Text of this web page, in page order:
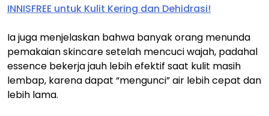
INNISFREE untuk Kulit Kering dan Dehidrasi!
Ia juga menjelaskan bahwa banyak orang menunda
pemakaian skincare setelah mencuci wajah, padahal
essence bekerja jauh lebih efektif saat kulit masih
lembap, karena dapat “mengunci” air lebih cepat dan
lebih lama.